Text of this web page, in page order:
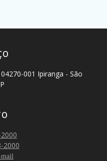
001 Ipiranga - São
2000